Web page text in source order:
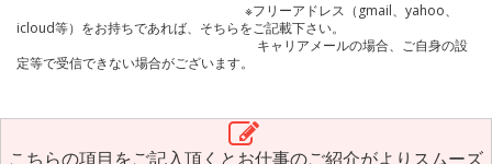
※フリーアドレス（gmail、yahoo、
icloud等）をお持ちであれば、そちらをご記載下さい。
キャリアメールの場合、ご自身の設
定等で受信できない場合がございます。
こちらの項目をご記入頂くとお仕事のご紹介がよりスムーズ